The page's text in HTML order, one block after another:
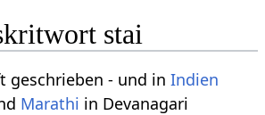
stai
geschrieben - und inIndien
Marathi in Devanagari